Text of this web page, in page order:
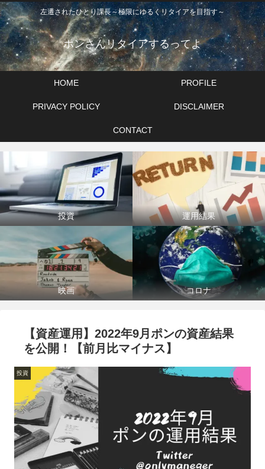
左遷されたひとり課長～極限にゆるくリタイアを目指す～
ポンさんリタイアするってよ
HOME PROFILE
PRIVACY POLICY DISCLAIMER
CONTACT
投資 運用結果
映画 コロナ
【資産運用】2022年9月ポンの資産結果
を公開！【前月比マイナス】
投資